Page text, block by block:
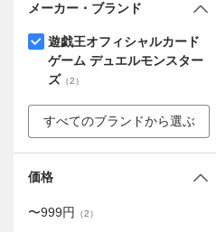
メーカー・ブランド
遊戯王オフィシャルカード
ゲーム デュエルモンスター
ズ （2）
すべてのブランドから選ぶ
価格
〜999円 （2）